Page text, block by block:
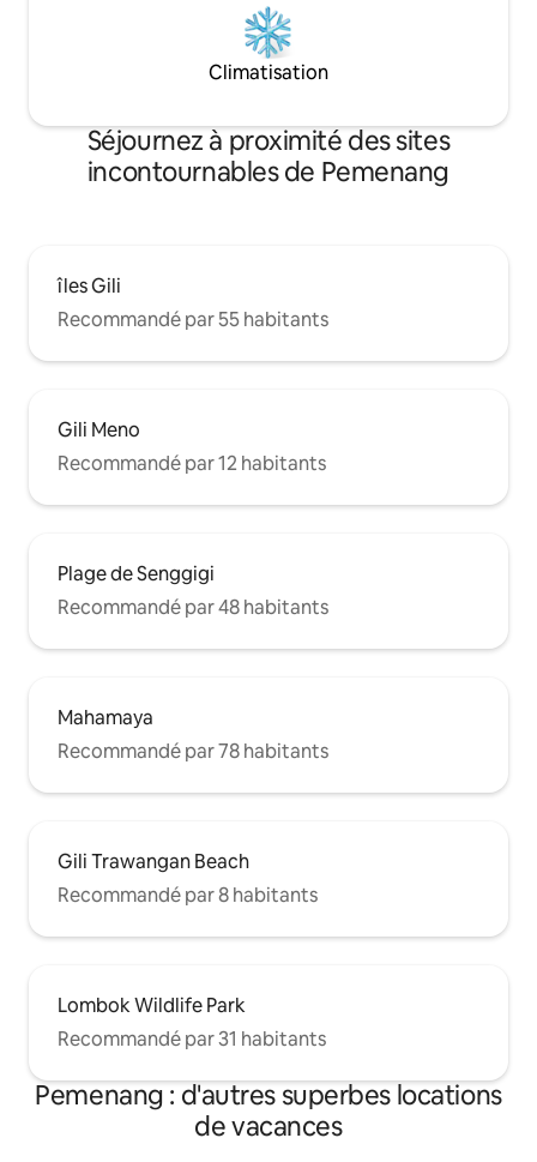
Climatisation
Séjournez à proximité des sites
incontournables de Pemenang
îles Gili
Recommandé par 55 habitants
Gili Meno
Recommandé par 12 habitants
Plage de Senggigi
Recommandé par 48 habitants
Mahamaya
Recommandé par 78 habitants
Gili Trawangan Beach
Recommandé par 8 habitants
Lombok Wildlife Park
Recommandé par 31 habitants
Pemenang : d'autres superbes locations
de vacances